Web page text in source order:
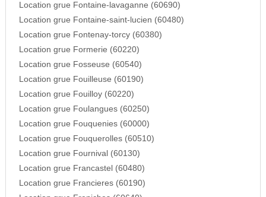
Location grue Fontaine-lavaganne (60690)
Location grue Fontaine-saint-lucien (60480)
Location grue Fontenay-torcy (60380)
Location grue Formerie (60220)
Location grue Fosseuse (60540)
Location grue Fouilleuse (60190)
Location grue Fouilloy (60220)
Location grue Foulangues (60250)
Location grue Fouquenies (60000)
Location grue Fouquerolles (60510)
Location grue Fournival (60130)
Location grue Francastel (60480)
Location grue Francieres (60190)